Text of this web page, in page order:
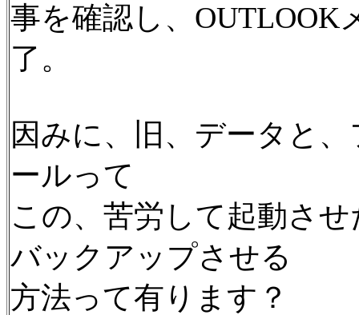
事を確認し、OUTLOOK
了。
因みに、旧、データと
ールって
この、苦労して起動さ
バックアップさせる
方法って有ります？